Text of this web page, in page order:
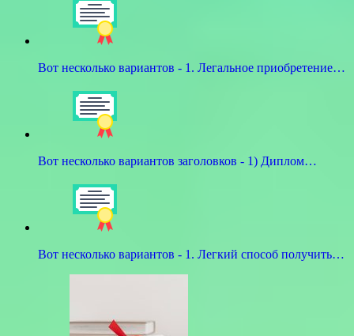
Вот несколько вариантов - 1. Легальное приобретение…
Вот несколько вариантов заголовков - 1) Диплом…
Вот несколько вариантов - 1. Легкий способ получить…